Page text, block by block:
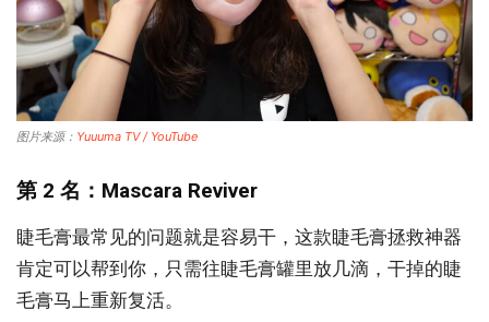
图片来源： Yuuuma TV / YouTube
第 2 名：Mascara Reviver
睫毛膏最常见的问题就是容易干，这款睫毛膏拯救神器
肯定可以帮到你，只需往睫毛膏罐里放几滴，干掉的睫
毛膏马上重新复活。